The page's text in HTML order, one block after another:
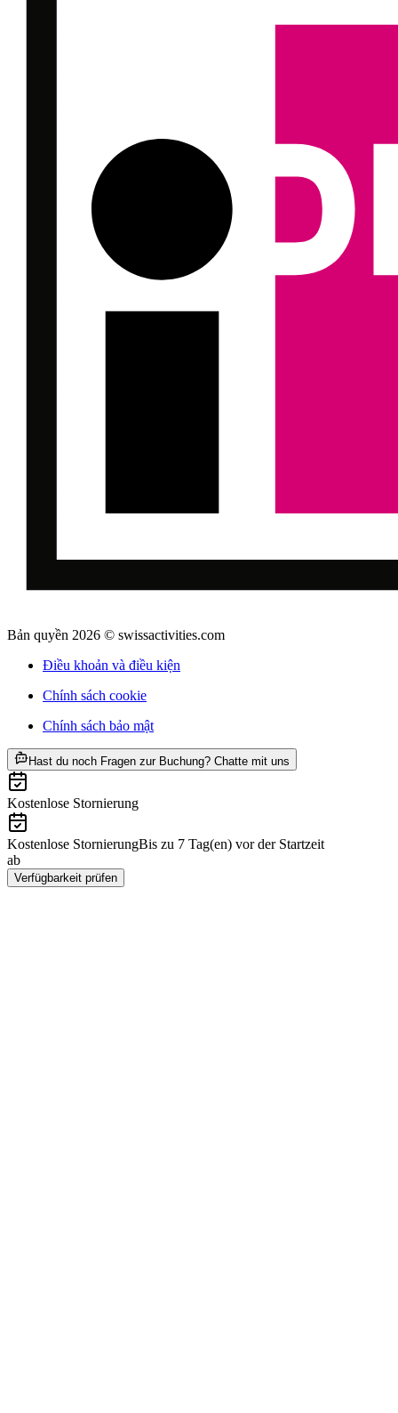
Bản quyền 2026 © swissactivities.com
Điều khoản và điều kiện
Chính sách cookie
Chính sách bảo mật
Hast du noch Fragen zur Buchung? Chatte mit uns
Kostenlose Stornierung
Kostenlose StornierungBis zu 7 Tag(en) vor der Startzeit
ab
Verfügbarkeit prüfen